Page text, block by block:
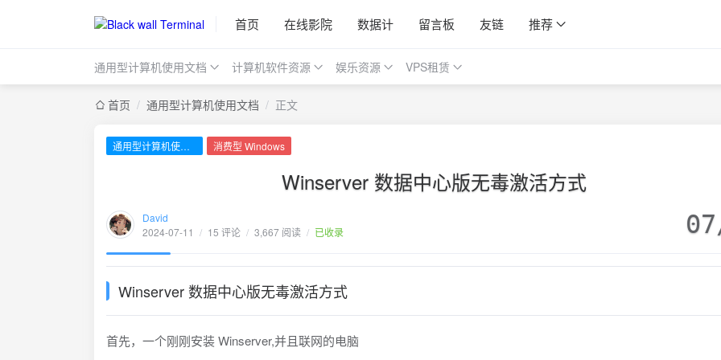
首页 在线影院 数据计 留言板 友链 推荐
通用型计算机使用文档 计算机软件资源 娱乐资源 VPS租赁
首页 / 通用型计算机使用文档 / 正文
通用型计算机使用文档 消费型 Windows
Winserver 数据中心版无毒激活方式
David
2024-07-11 / 15 评论 / 3,667 阅读 / 已收录
Winserver 数据中心版无毒激活方式
首先，一个刚刚安装 Winserver,并且联网的电脑